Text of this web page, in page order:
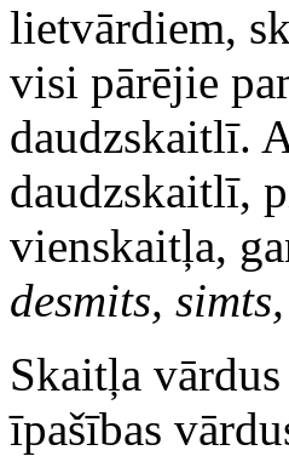
lietvārdiem,
visi pārējie
daudzskaitlī.
daudzskaitlī,
vienskaitļa,
desmits,
Skaitļa
īpašības